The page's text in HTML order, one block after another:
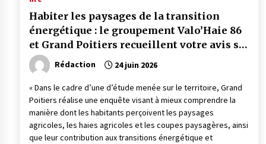
Habiter les paysages de la transition
énergétique : le groupement Valo’Haie 86
et Grand Poitiers recueillent votre avis sur
les paysages agricoles
Rédaction 24 juin 2026
« Dans le cadre d’une d’étude menée sur le territoire, Grand
Poitiers réalise une enquête visant à mieux comprendre la
manière dont les habitants perçoivent les paysages
agricoles, les haies agricoles et les coupes paysagères, ainsi
que leur contribution aux transitions énergétique et